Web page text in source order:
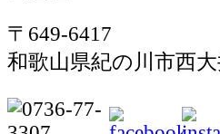
〒649-6417
和歌山県紀の川市西大